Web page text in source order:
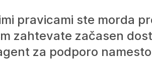
pravicami ste morda
zahtevate začasen
za podporo